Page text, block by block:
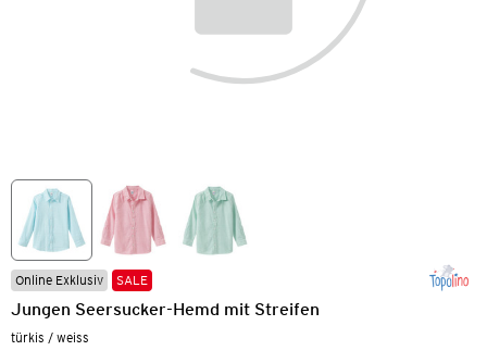
Online Exklusiv SALE
Jungen Seersucker-Hemd mit Streifen
türkis / weiss